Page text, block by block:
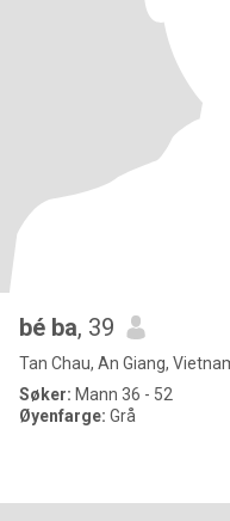
bé ba, 39
Tan Chau, An Giang,
Søker: Mann 36 - 52
Øyenfarge: Grå